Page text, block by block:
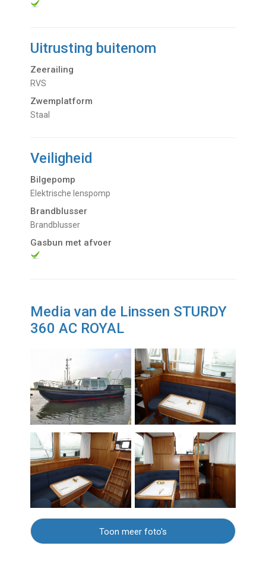
Uitrusting buitenom
Zeerailing
RVS
Zwemplatform
Staal
Veiligheid
Bilgepomp
Elektrische lenspomp
Brandblusser
Brandblusser
Gasbun met afvoer
Media van de Linssen STURDY
360 AC ROYAL
Toon meer foto's